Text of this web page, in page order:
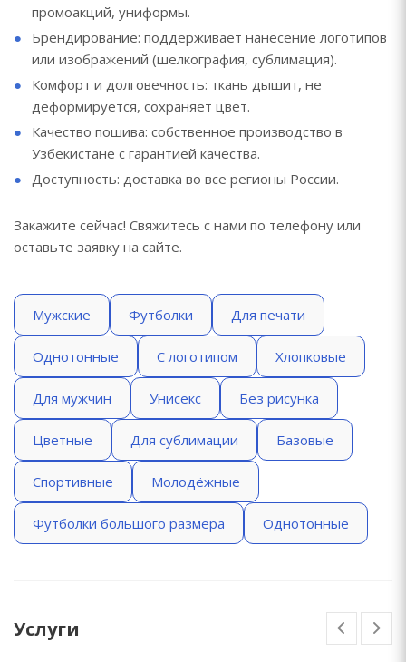
промоакций, униформы.
Брендирование: поддерживает нанесение логотипов
или изображений (шелкография, сублимация).
Комфорт и долговечность: ткань дышит, не
деформируется, сохраняет цвет.
Качество пошива: собственное производство в
Узбекистане с гарантией качества.
Доступность: доставка во все регионы России.
Закажите сейчас! Свяжитесь с нами по телефону или
оставьте заявку на сайте.
Мужские Футболки Для печати
Однотонные С логотипом Хлопковые
Для мужчин Унисекс Без рисунка
Цветные Для сублимации Базовые
Спортивные Молодёжные
Футболки большого размера Однотонные
Услуги